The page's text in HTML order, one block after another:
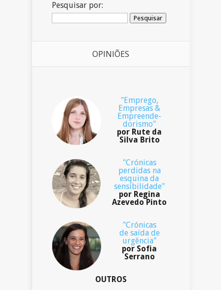
Pesquisar por:
OPINIÕES
"Emprego,
Empresas &
Empreende-
dorismo"
por Rute da
Silva Brito
"Crónicas
perdidas na
esquina da
sensibilidade"
por Regina
Azevedo Pinto
"Crónicas
de saída de
urgência"
por Sofia
Serrano
OUTROS